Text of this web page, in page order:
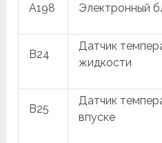
A198 Электронный
B24
Датчик
жидкости
B25
Датчик
впуске